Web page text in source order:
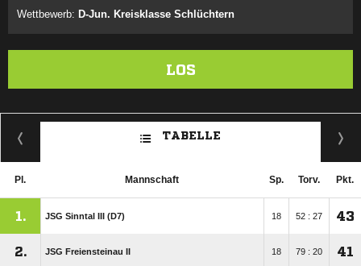
Wettbewerb: D-Jun. Kreisklasse Schlüchtern
LOS
TABELLE
Pl. Mannschaft Sp. Torv. Pkt.
1. JSG Sinntal III (D7) 18 52 : 27 43
2. JSG Freiensteinau II 18 79 : 20 41